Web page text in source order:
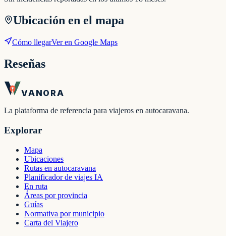
Ubicación en el mapa
Cómo llegarVer en Google Maps
Reseñas
VANORA
La plataforma de referencia para viajeros en autocaravana.
Explorar
Mapa
Ubicaciones
Rutas en autocaravana
Planificador de viajes IA
En ruta
Áreas por provincia
Guías
Normativa por municipio
Carta del Viajero